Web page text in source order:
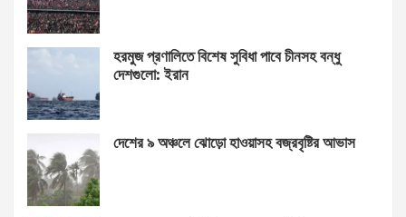
হরমুজ প্রণালিতে বিশেষ সুবিধা পাবে চীনসহ বন্ধু
দেশগুলো: ইরান
দেশের ৯ অঞ্চলে ঝোড়ো হাওয়াসহ বজ্রবৃষ্টির আভাস